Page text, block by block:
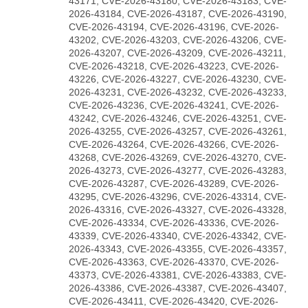
2026-43184, CVE-2026-43187, CVE-2026-43190,
CVE-2026-43194, CVE-2026-43196, CVE-2026-
43202, CVE-2026-43203, CVE-2026-43206, CVE-
2026-43207, CVE-2026-43209, CVE-2026-43211,
CVE-2026-43218, CVE-2026-43223, CVE-2026-
43226, CVE-2026-43227, CVE-2026-43230, CVE-
2026-43231, CVE-2026-43232, CVE-2026-43233,
CVE-2026-43236, CVE-2026-43241, CVE-2026-
43242, CVE-2026-43246, CVE-2026-43251, CVE-
2026-43255, CVE-2026-43257, CVE-2026-43261,
CVE-2026-43264, CVE-2026-43266, CVE-2026-
43268, CVE-2026-43269, CVE-2026-43270, CVE-
2026-43273, CVE-2026-43277, CVE-2026-43283,
CVE-2026-43287, CVE-2026-43289, CVE-2026-
43295, CVE-2026-43296, CVE-2026-43314, CVE-
2026-43316, CVE-2026-43327, CVE-2026-43328,
CVE-2026-43334, CVE-2026-43336, CVE-2026-
43339, CVE-2026-43340, CVE-2026-43342, CVE-
2026-43343, CVE-2026-43355, CVE-2026-43357,
CVE-2026-43363, CVE-2026-43370, CVE-2026-
43373, CVE-2026-43381, CVE-2026-43383, CVE-
2026-43386, CVE-2026-43387, CVE-2026-43407,
CVE-2026-43411, CVE-2026-43420, CVE-2026-